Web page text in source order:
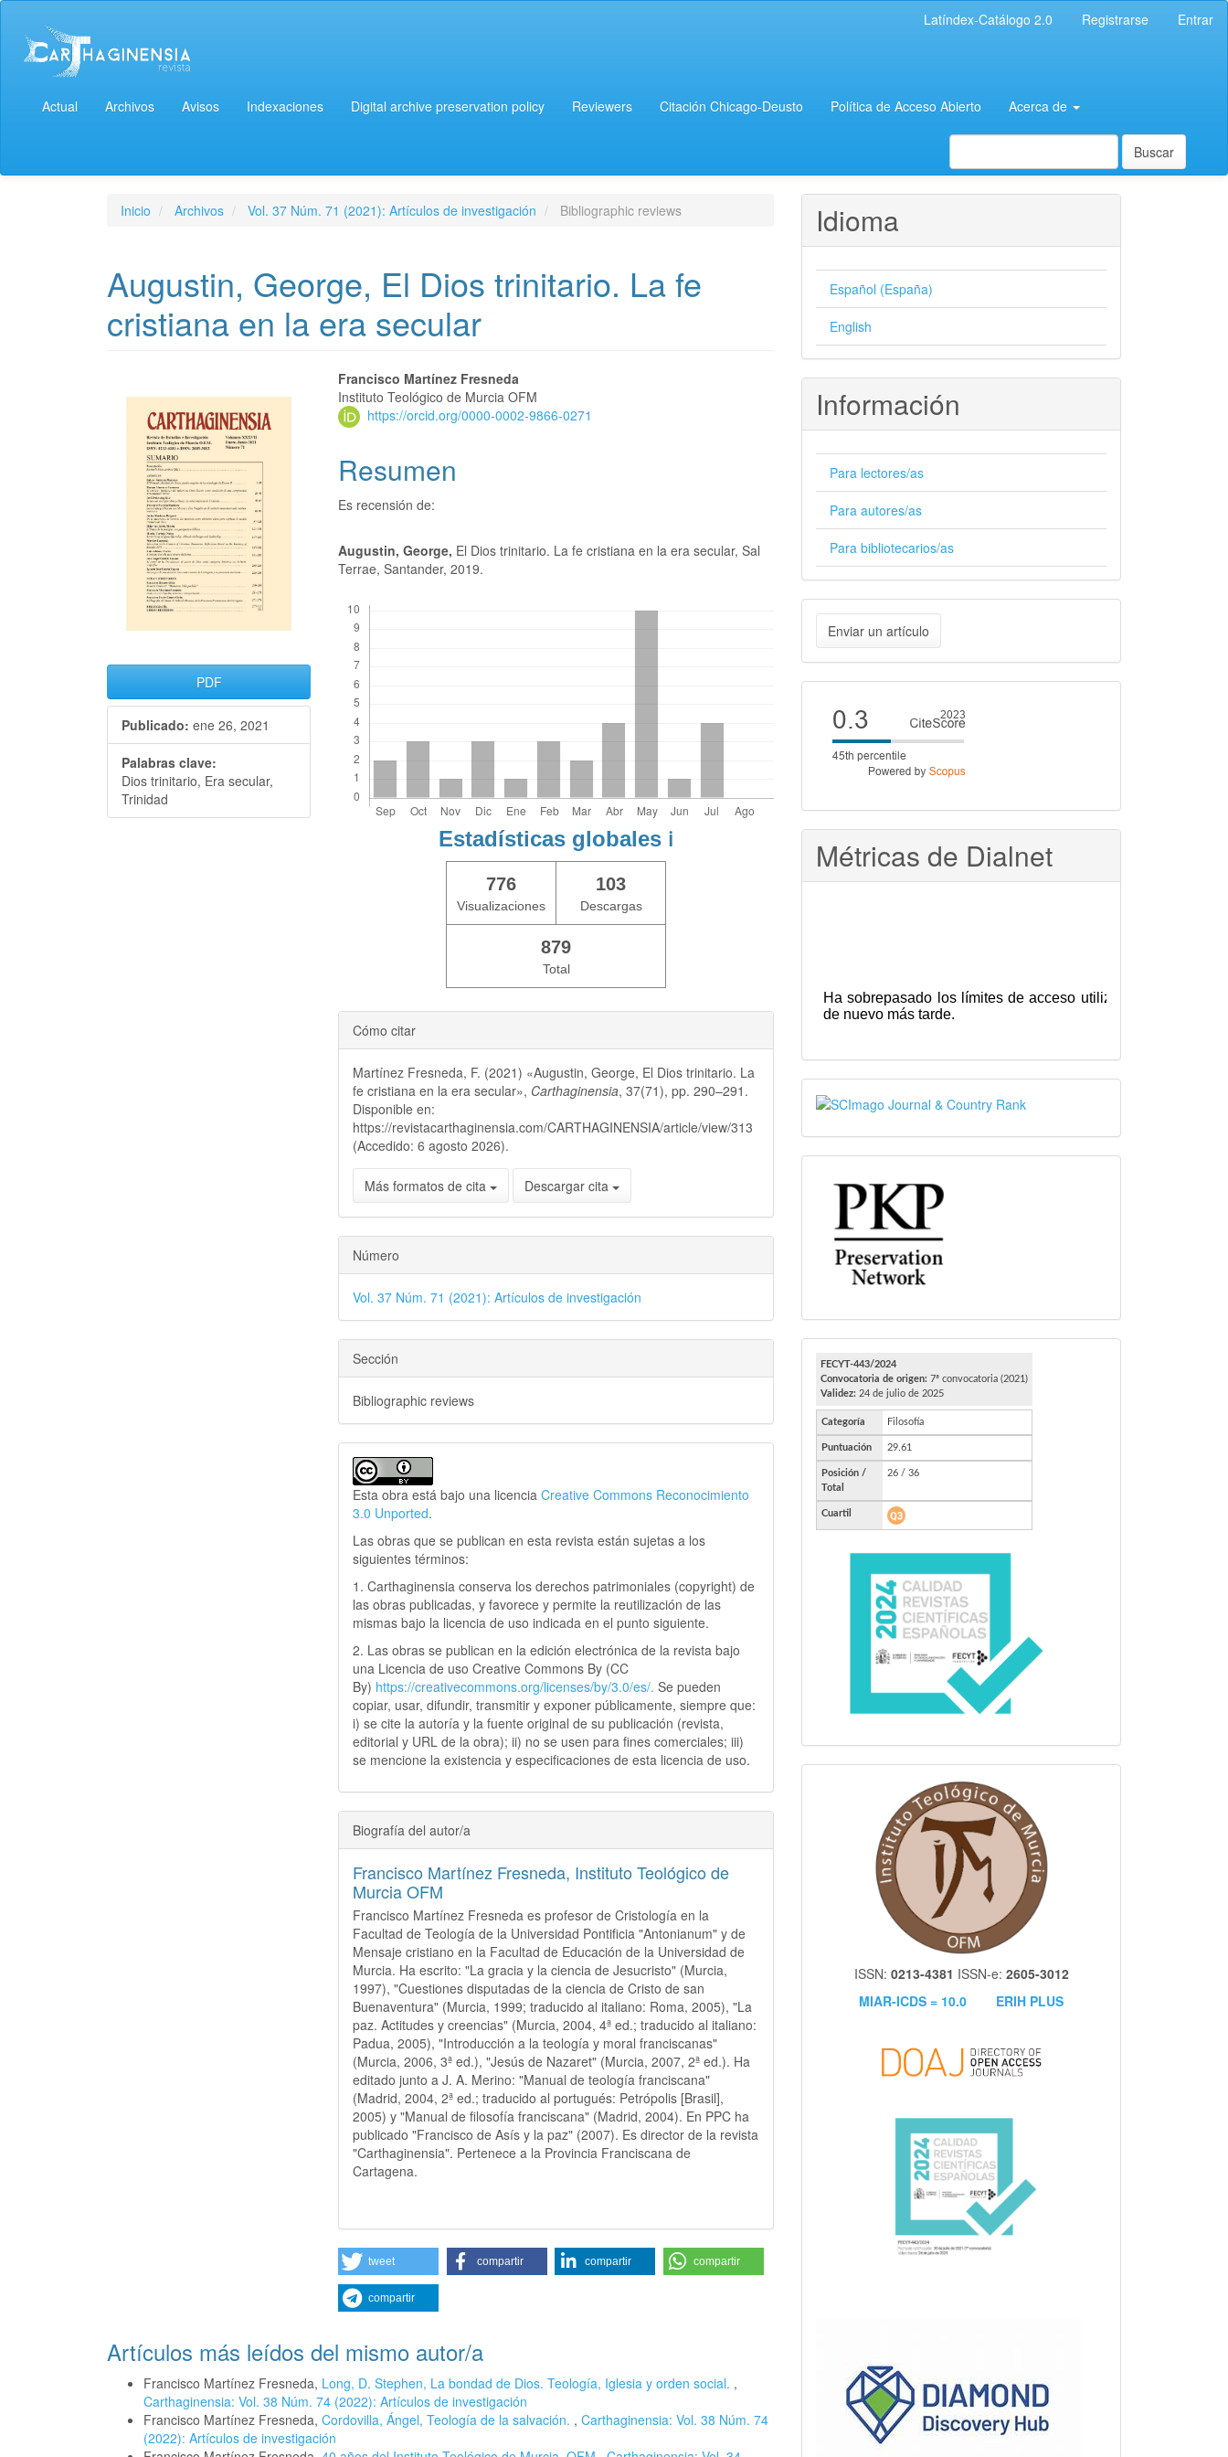
Latíndex-Catálogo 2.0 Registrarse Entrar
Actual Archivos Avisos Indexaciones Digital archive preservation policy Reviewers Citación Chicago-Deusto Política de Acceso Abierto Acerca de
Buscar
Inicio Archivos Vol. 37 Núm. 71 (2021): Artículos de investigación Bibliographic reviews
Augustin, George, El Dios trinitario. La fe
cristiana en la era secular
PDF
Publicado: ene 26, 2021
Palabras clave:
Dios trinitario, Era secular,
Trinidad
Francisco Martínez Fresneda
Instituto Teológico de Murcia OFM
https://orcid.org/0000-0002-9866-0271
Resumen
Es recensión de:
Augustin, George, El Dios trinitario. La fe cristiana en la era secular, Sal
Terrae, Santander, 2019.
Estadísticas globales ℹ️
776
Visualizaciones
103
Descargas
879
Total
Cómo citar
Martínez Fresneda, F. (2021) «Augustin, George, El Dios trinitario. La
fe cristiana en la era secular», Carthaginensia, 37(71), pp. 290–291.
Disponible en:
https://revistacarthaginensia.com/CARTHAGINENSIA/article/view/313
(Accedido: 6 agosto 2026).
Más formatos de cita Descargar cita
Número
Vol. 37 Núm. 71 (2021): Artículos de investigación
Sección
Bibliographic reviews
Esta obra está bajo una licenciaCreative Commons Reconocimiento
3.0 Unported.
Las obras que se publican en esta revista están sujetas a los
siguientes términos:
1. Carthaginensia conserva los derechos patrimoniales (copyright) de
las obras publicadas, y favorece y permite la reutilización de las
mismas bajo la licencia de uso indicada en el punto siguiente.
2. Las obras se publican en la edición electrónica de la revista bajo
una Licencia de uso Creative Commons By (CC
By) https://creativecommons.org/licenses/by/3.0/es/.Se pueden
copiar, usar, difundir, transmitir y exponer públicamente, siempre que:
i) se cite la autoría y la fuente original de su publicación (revista,
editorial y URL de la obra); ii) no se usen para fines comerciales; iii)
se mencione la existencia y especificaciones de esta licencia de uso.
Biografía del autor/a
Francisco Martínez Fresneda, Instituto Teológico de
Murcia OFM
Francisco Martínez Fresneda es profesor de Cristología en la
Facultad de Teología de la Universidad Pontificia "Antonianum" y de
Mensaje cristiano en la Facultad de Educación de la Universidad de
Murcia. Ha escrito: "La gracia y la ciencia de Jesucristo" (Murcia,
1997), "Cuestiones disputadas de la ciencia de Cristo de san
Buenaventura" (Murcia, 1999; traducido al italiano: Roma, 2005), "La
paz. Actitudes y creencias" (Murcia, 2004, 4ª ed.; traducido al italiano:
Padua, 2005), "Introducción a la teología y moral franciscanas"
(Murcia, 2006, 3ª ed.), "Jesús de Nazaret" (Murcia, 2007, 2ª ed.). Ha
editado junto a J. A. Merino: "Manual de teología franciscana"
(Madrid, 2004, 2ª ed.; traducido al portugués: Petrópolis [Brasil],
2005) y "Manual de filosofía franciscana" (Madrid, 2004). En PPC ha
publicado "Francisco de Asís y la paz" (2007). Es director de la revista
"Carthaginensia". Pertenece a la Provincia Franciscana de
Cartagena.
tweet compartir compartir compartir
compartir
Artículos más leídos del mismo autor/a
Francisco Martínez Fresneda, Long, D. Stephen, La bondad de Dios. Teología, Iglesia y orden social. ,
Carthaginensia: Vol. 38 Núm. 74 (2022): Artículos de investigación
Francisco Martínez Fresneda, Cordovilla, Ángel, Teología de la salvación. , Carthaginensia: Vol. 38 Núm. 74
(2022): Artículos de investigación
Idioma
Español (España)
English
Información
Para lectores/as
Para autores/as
Para bibliotecarios/as
Enviar
un
artículo
Enviar un artículo
Cite
score
Métricas de Dialnet
SJR
PKP
FECYT
ISSN: 0213-4381 ISSN-e: 2605-3012
MIAR-ICDS = 10.0
ERIH PLUS